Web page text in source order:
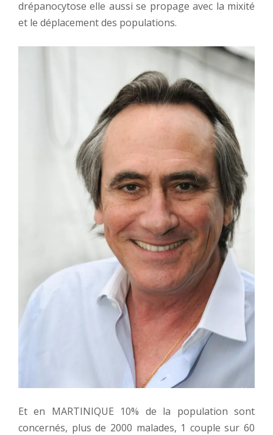
drépanocytose elle aussi se propage avec la mixité
et le déplacement des populations.
Et en MARTINIQUE 10% de la population sont
concernés, plus de 2000 malades, 1 couple sur 60